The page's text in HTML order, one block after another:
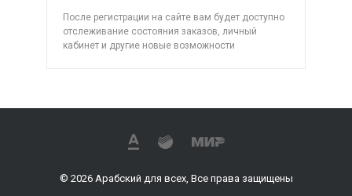
После регистрации на сайте вам будет доступно
отслеживание состояния заказов, личный
кабинет и другие новые возможности
© 2026 Арабский для всех, Все права защищены